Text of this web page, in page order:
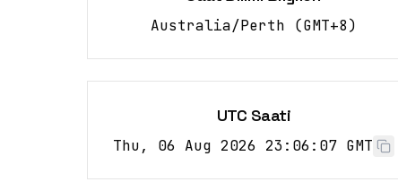
Australia/Perth (GMT+8)
UTC Saati
Thu, 06 Aug 2026 23:06:08 GMT